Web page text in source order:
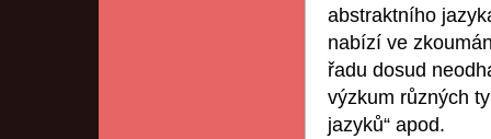
abstraktního
nabízí ve
řadu dosud
výzkum různých
jazyků“ apod.